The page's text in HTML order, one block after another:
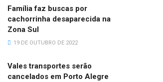
Família faz buscas por
cachorrinha desaparecida na
Zona Sul
19 DE OUTUBRO DE 2022
Vales transportes serão
cancelados em Porto Alegre